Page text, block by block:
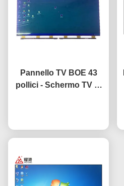
Pannello TV BOE 43
pollici - Schermo TV di